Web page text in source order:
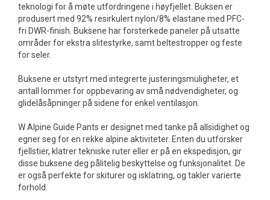
teknologi for å møte utfordringene i høyfjellet. Buksen er
produsert med 92% resirkulert nylon/8% elastane med PFC-
fri DWR-finish. Buksene har forsterkede paneler på utsatte
områder for ekstra slitestyrke, samt beltestropper og feste
for seler.
Buksene er utstyrt med integrerte justeringsmuligheter, et
antall lommer for oppbevaring av små nødvendigheter, og
glidelåsåpninger på sidene for enkel ventilasjon.
W Alpine Guide Pants er designet med tanke på allsidighet og
egner seg for en rekke alpine aktiviteter. Enten du utforsker
fjellstier, klatrer tekniske ruter eller er på en ekspedisjon, gir
disse buksene deg pålitelig beskyttelse og funksjonalitet. De
er også perfekte for skiturer og isklatring, og takler varierte
forhold.